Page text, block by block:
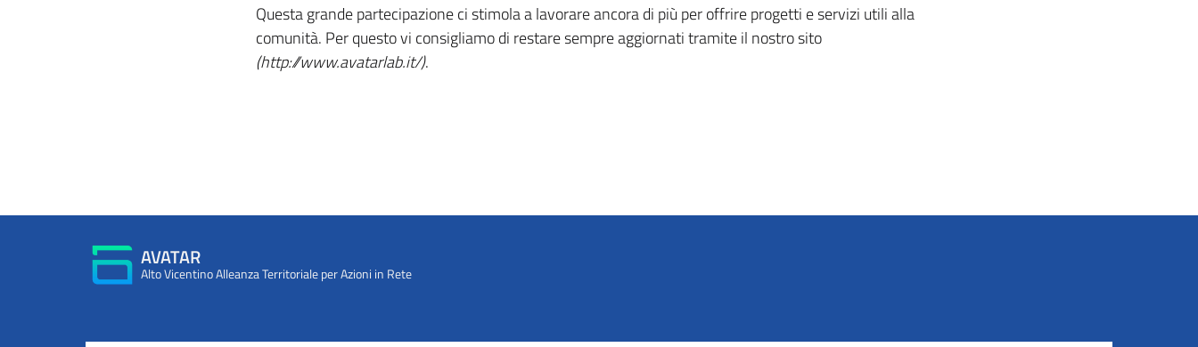
Questa grande partecipazione ci stimola a lavorare ancora di più per offrire progetti e servizi utili alla
comunità. Per questo vi consigliamo di restare sempre aggiornati tramite il nostro sito
(http://www.avatarlab.it/).
AVATAR
Alto Vicentino Alleanza Territoriale per Azioni in Rete